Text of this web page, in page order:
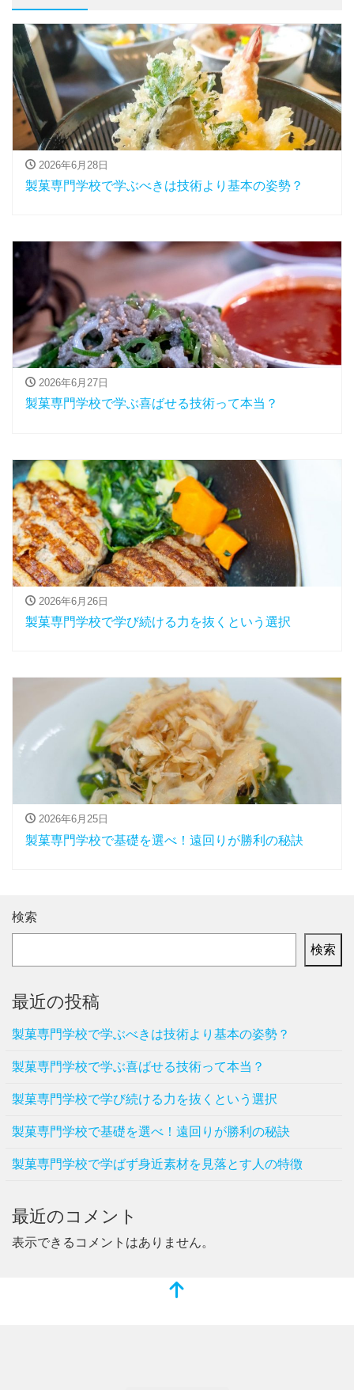
2026年6月28日
製菓専門学校で学ぶべきは技術より基本の姿勢？
2026年6月27日
製菓専門学校で学ぶ喜ばせる技術って本当？
2026年6月26日
製菓専門学校で学び続ける力を抜くという選択
2026年6月25日
製菓専門学校で基礎を選べ！遠回りが勝利の秘訣
検索
検索
最近の投稿
製菓専門学校で学ぶべきは技術より基本の姿勢？
製菓専門学校で学ぶ喜ばせる技術って本当？
製菓専門学校で学び続ける力を抜くという選択
製菓専門学校で基礎を選べ！遠回りが勝利の秘訣
製菓専門学校で学ばず身近素材を見落とす人の特徴
最近のコメント
表示できるコメントはありません。